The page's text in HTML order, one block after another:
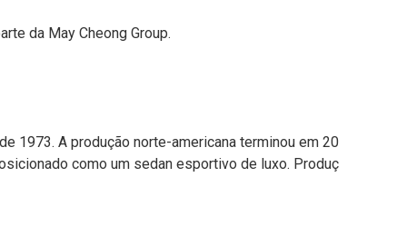
da May Cheong Group.
1973. A produção norte-americana terminou em 20
como um sedan esportivo de luxo. Produç